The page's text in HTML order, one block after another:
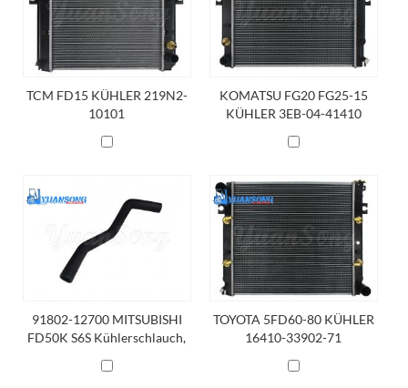
TCM FD15 KÜHLER 219N2-
10101
KOMATSU FG20 FG25-15
KÜHLER 3EB-04-41410
91802-12700 MITSUBISHI
FD50K S6S Kühlerschlauch,
TOYOTA 5FD60-80 KÜHLER
16410-33902-71